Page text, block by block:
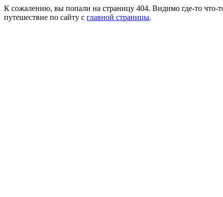
К сожалению, вы попали на страницу 404. Видимо где-то что-
путешествие по сайту с главной страницы.